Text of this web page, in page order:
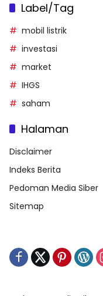
Label/Tag
mobil listrik
investasi
market
IHGS
saham
Halaman
Disclaimer
Indeks Berita
Pedoman Media Siber
Sitemap